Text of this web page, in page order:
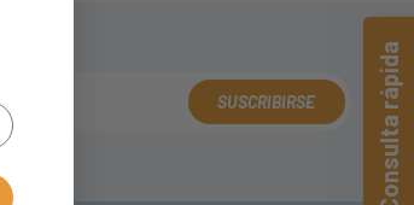
SUSCRIBIRSE Consulta rápida